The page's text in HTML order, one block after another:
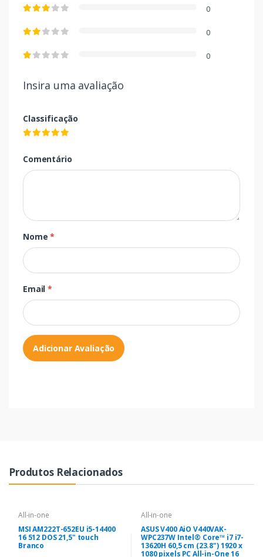
0
0
0
Insira uma avaliação
Classificação
Comentário
Nome*
Email*
Adicionar Avaliação
Produtos Relacionados
All-in-one
MSI AM222T-652EU i5-14400
16 512 DOS 21,5" touch
Branco
All-in-one
ASUS V400 AiO V440VAK-
WPC237W Intel® Core™ i7 i7-
13620H 60,5 cm (23.8") 1920 x
1080 pixels PC All-in-One 16